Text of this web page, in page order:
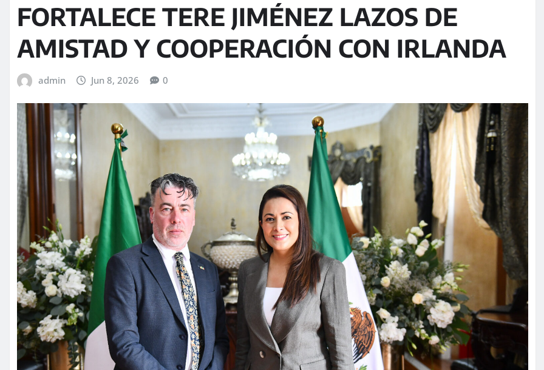
FORTALECE TERE JIMÉNEZ LAZOS DE
AMISTAD Y COOPERACIÓN CON IRLANDA
admin Jun 8, 2026 0